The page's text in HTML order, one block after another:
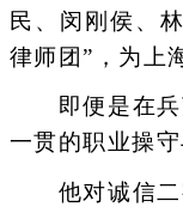
民、闵刚侯、
律师团”，为上
即便是在兵
一贯的职业操守
他对诚信二